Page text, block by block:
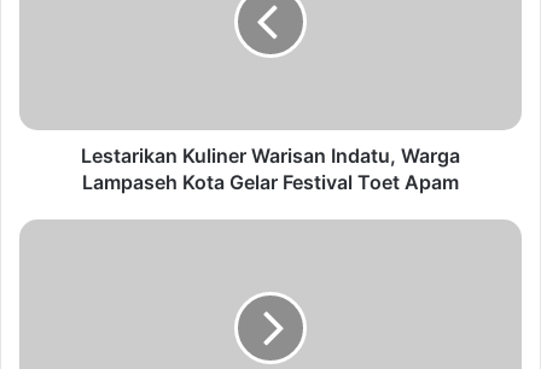
Lestarikan Kuliner Warisan Indatu, Warga
Lampaseh Kota Gelar Festival Toet Apam